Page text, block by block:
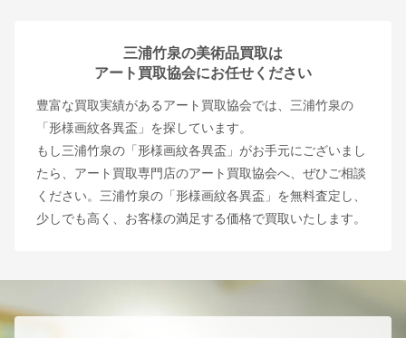
三浦竹泉の美術品買取は
アート買取協会にお任せください
豊富な買取実績があるアート買取協会では、三浦竹泉の
「形様画紋各異盃」を探しています。
もし三浦竹泉の「形様画紋各異盃」がお手元にございまし
たら、アート買取専門店のアート買取協会へ、ぜひご相談
ください。三浦竹泉の「形様画紋各異盃」を無料査定し、
少しでも高く、お客様の満足する価格で買取いたします。